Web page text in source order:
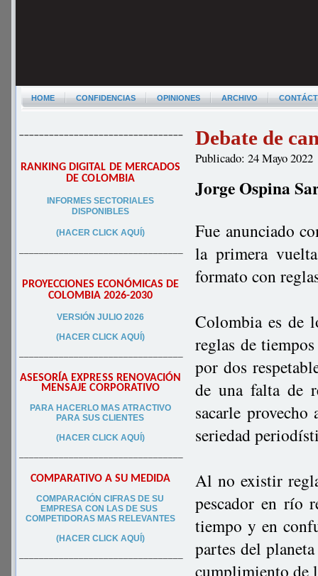
HOME CONFIDENCIAS OPINIONES ARCHIVO
–––––––––––––––––––––––––––––––––
RANKING DIGITAL DE MERCADOS
DE COLOMBIA
INFORMES SECTORIALES
DISPONIBLES
(HACER CLICK AQUÍ)
–––––––––––––––––––––––––––––––––
PROYECCIONES ECONÓMICAS DE
COLOMBIA 2026-2030
VERSIÓN JULIO 2026
(HACER CLICK AQUÍ)
–––––––––––––––––––––––––––––––––
ASESORÍA EXPRESS RENOVACIÓN
MENSAJE CORPORATIVO
PARA HACERLO MAS ATRACTIVO
PARA SUS CLIENTES
(HACER CLICK AQUÍ)
–––––––––––––––––––––––––––––––––
COMPARATIVO A SU MEDIDA
COMPARACIÓN CIFRAS DE SU
EMPRESA CON LAS DE SUS
COMPETIDORAS MAS RELEVANTES
(HACER CLICK AQUÍ)
–––––––––––––––––––––––––––––––––
Debate de
Publicado: 24 Mayo 2022
Jorge Ospina
Fue anunciado
la primera
formato con
Colombia es de
reglas de
por dos
de una falta de
sacarle
seriedad
Al no existir
pescador en río
tiempo y en
partes del
cumplimiento de